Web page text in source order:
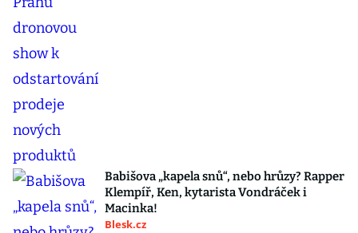
Babišova „kapela snů“, nebo hrůzy? Rapper
Klempíř, Ken, kytarista Vondráček i
Macinka!
Blesk.cz